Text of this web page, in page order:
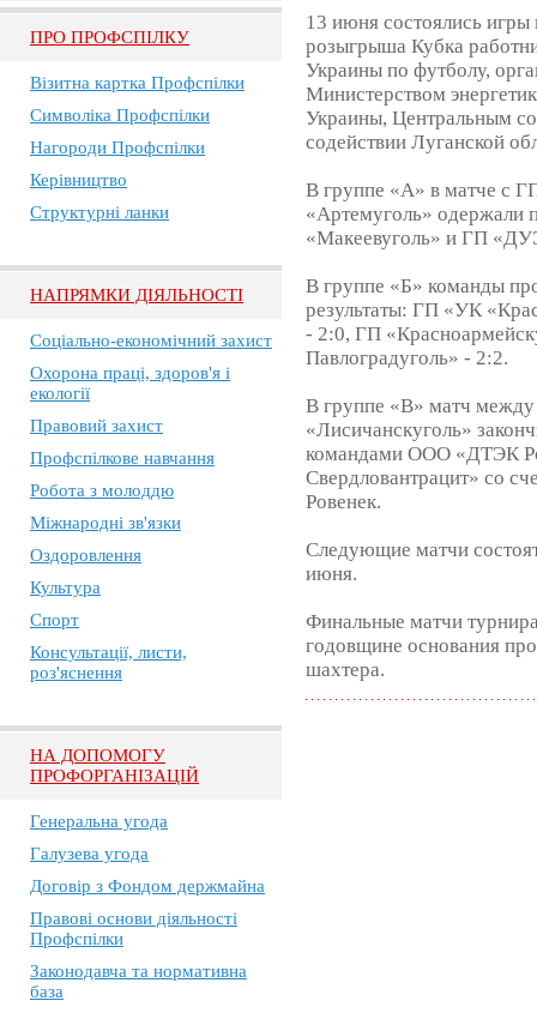
ПРО ПРОФСПIЛКУ
Візитна картка Профспілки
Символіка Профспілки
Нагороди Профспілки
Керівництво
Структурні ланки
НАПРЯМКИ ДІЯЛЬНОСТІ
Соціально-економічний захист
Охорона праці, здоров'я і
екології
Правовий захист
Профспілкове навчання
Робота з молоддю
Міжнародні зв'язки
Оздоровлення
Культура
Спорт
Консультації, листи,
роз'яснення
НА ДОПОМОГУ
ПРОФОРГАНІЗАЦІЙ
Генеральна угода
Галузева угода
Договір з Фондом держмайна
Правові основи діяльності
Профспілки
Законодавча та нормативна
база
13 июня состоялись игры
розыгрыша Кубка
Украины по футболу,
Министерством
Украины, Центральным
содействии Луганской
В группе «А» в матче с
«Артемуголь» одержали
«Макеевуголь» и ГП
В группе «Б» команды
результаты: ГП «УК
- 2:0, ГП
Павлоградуголь» - 2:2.
В группе «В» матч
«Лисичанскуголь»
командами ООО «ДТЭК
Свердловантрацит» со
Ровенек.
Следующие матчи
июня.
Финальные матчи
годовщине основания
шахтера.